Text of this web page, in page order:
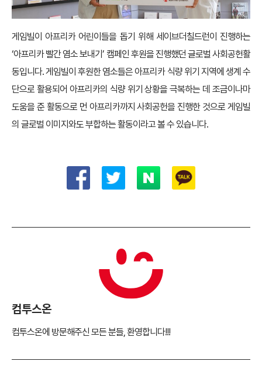
게임빌이 아프리카 어린이들을 돕기 위해 세이브더칠드런이 진행하는
‘아프리카 빨간 염소 보내기’ 캠페인 후원을 진행했던 글로벌 사회공헌활
동입니다. 게임빌이 후원한 염소들은 아프리카 식량 위기 지역에 생계 수
단으로 활용되어 아프리카의 식량 위기 상황을 극복하는 데 조금이나마
도움을 준 활동으로 먼 아프리카까지 사회공헌을 진행한 것으로 게임빌
의 글로벌 이미지와도 부합하는 활동이라고 볼 수 있습니다.
컴투스온
컴투스온에 방문해주신 모든 분들, 환영합니다!!!